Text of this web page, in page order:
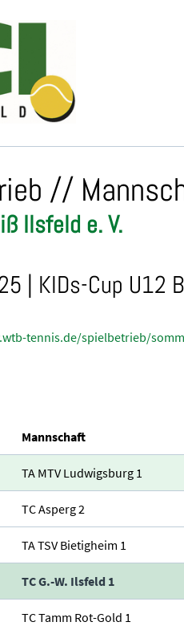
//
Ilsfeld e. V.
| KIDs-Cup U12
tennis.de/spielbetrieb/
Mannschaft
TA MTV Ludwigsburg 1
TC Asperg 2
TA TSV Bietigheim 1
TC G.-W. Ilsfeld 1
TC Tamm Rot-Gold 1